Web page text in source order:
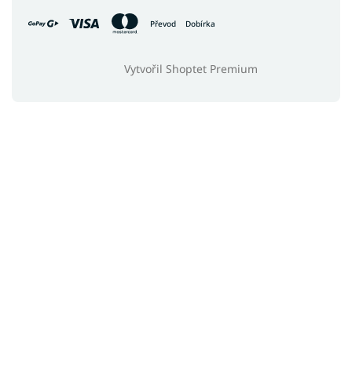
Převod Dobírka
Vytvořil Shoptet Premium